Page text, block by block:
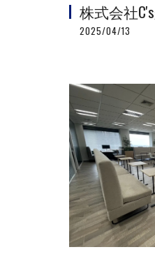
株式会社
2025/04/13